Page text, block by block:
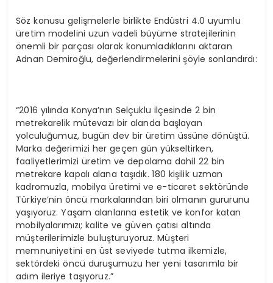
Söz konusu gelişmelerle birlikte Endüstri 4.0 uyumlu
üretim modelini uzun vadeli büyüme stratejilerinin
önemli bir parçası olarak konumladıklarını aktaran
Adnan Demiroğlu, değerlendirmelerini şöyle sonlandırdı:
“2016 yılında Konya’nın Selçuklu ilçesinde 2 bin
metrekarelik mütevazı bir alanda başlayan
yolculuğumuz, bugün dev bir üretim üssüne dönüştü.
Marka değerimizi her geçen gün yükseltirken,
faaliyetlerimizi üretim ve depolama dahil 22 bin
metrekare kapalı alana taşıdık. 180 kişilik uzman
kadromuzla, mobilya üretimi ve e-ticaret sektöründe
Türkiye’nin öncü markalarından biri olmanın gururunu
yaşıyoruz. Yaşam alanlarına estetik ve konfor katan
mobilyalarımızı; kalite ve güven çatısı altında
müşterilerimizle buluşturuyoruz. Müşteri
memnuniyetini en üst seviyede tutma ilkemizle,
sektördeki öncü duruşumuzu her yeni tasarımla bir
adım ileriye taşıyoruz.”